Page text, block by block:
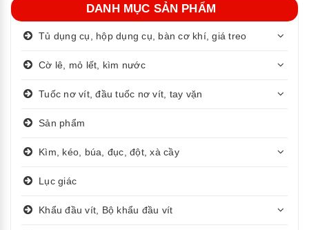
DANH MỤC SẢN PHẨM
Tủ dụng cụ, hộp dụng cụ, bàn cơ khí, giá treo
Cờ lê, mỏ lết, kìm nước
Tuốc nơ vít, đầu tuốc nơ vít, tay vặn
Sản phẩm
Kìm, kéo, búa, đục, đột, xà cầy
Lục giác
Khẩu đầu vít, Bộ khẩu đầu vít